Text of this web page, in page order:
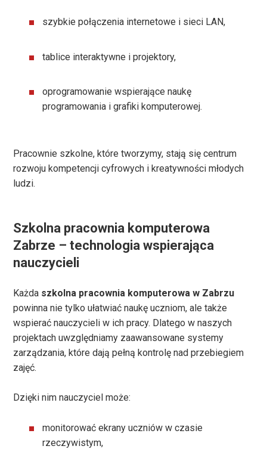
szybkie połączenia internetowe i sieci LAN,
tablice interaktywne i projektory,
oprogramowanie wspierające naukę
programowania i grafiki komputerowej.
Pracownie szkolne, które tworzymy, stają się centrum
rozwoju kompetencji cyfrowych i kreatywności młodych
ludzi.
Szkolna pracownia komputerowa
Zabrze – technologia wspierająca
nauczycieli
Każda szkolna pracownia komputerowa w Zabrzu
powinna nie tylko ułatwiać naukę uczniom, ale także
wspierać nauczycieli w ich pracy. Dlatego w naszych
projektach uwzględniamy zaawansowane systemy
zarządzania, które dają pełną kontrolę nad przebiegiem
zajęć.
Dzięki nim nauczyciel może:
monitorować ekrany uczniów w czasie
rzeczywistym,